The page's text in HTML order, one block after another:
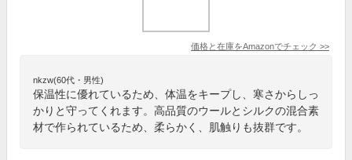
価格と在庫をAmazonでチェック >>
nkzw(60代・男性)
保温性に優れているため、体温をキープし、寒さからしっ
かりと守ってくれます。高品質のウールとシルクの混合素
材で作られているため、柔らかく、肌触りも抜群です。